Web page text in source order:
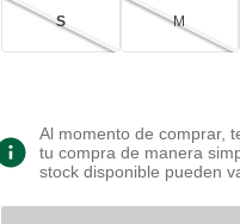
S M
Al momento de comprar,
tu compra de manera
stock disponible pueden